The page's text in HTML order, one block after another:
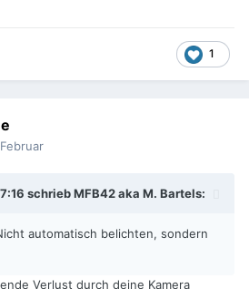
1
schriebMFB42 aka M. Bartels:
automatisch belichten, sondern
Verlust durch deine Kamera